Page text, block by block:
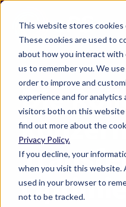
This website stores cookies
These cookies are used to
about how you interact with
us to remember you. We
order to improve and
experience and for analytics
visitors both on this website
find out more about the
Privacy Policy.
If you decline, your
when you visit this website.
used in your browser to
not to be tracked.
Die